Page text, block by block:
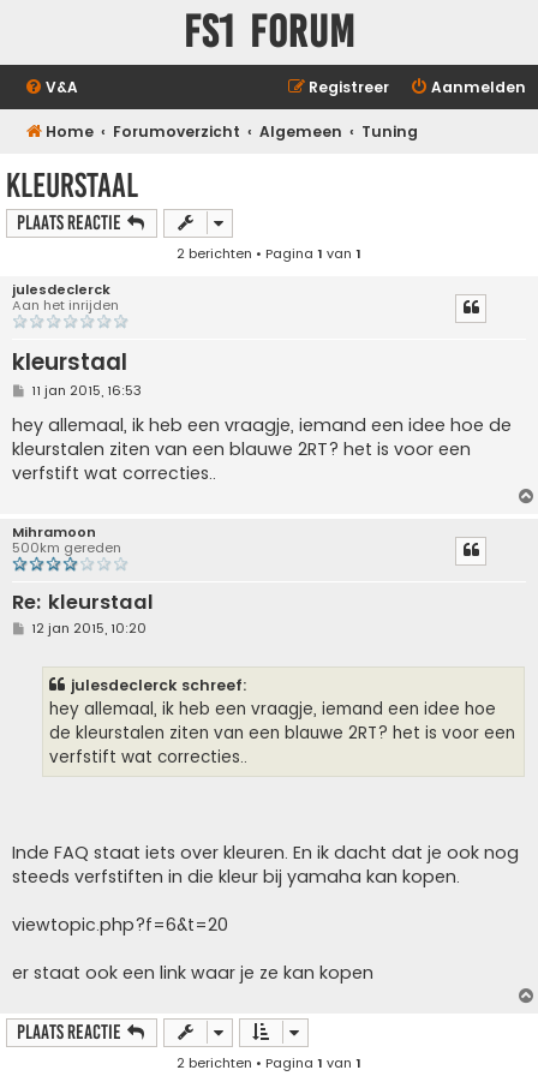
FS1 forum
V&A Aanmelden
Registreer
Home Forumoverzicht Algemeen Tuning
kleurstaal
Plaats reactie
2 berichten • Pagina 1 van 1
julesdeclerck
Aan het inrijden
kleurstaal
B
r
i
c
h
t
11 jan 2015, 16:53
hey allemaal, ik heb een vraagje, iemand een idee hoe de
kleurstalen ziten van een blauwe 2RT? het is voor een
verfstift wat correcties..
Mihramoon
500km gereden
Re: kleurstaal
B12 jan 2015, 10:20
julesdeclerck schreef:
hey allemaal, ik heb een vraagje, iemand een idee hoe
de kleurstalen ziten van een blauwe 2RT? het is voor een
verfstift wat correcties..
Inde FAQ staat iets over kleuren. En ik dacht dat je ook nog
steeds verfstiften in die kleur bij yamaha kan kopen.
viewtopic.php?f=6&t=20
er staat ook een link waar je ze kan kopen
Plaats reactie
2 berichten • Pagina 1 van 1